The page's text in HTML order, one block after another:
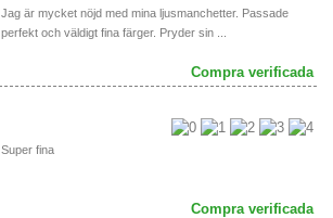
Jag är mycket nöjd med mina ljusmanchetter. Passade
perfekt och väldigt fina färger. Pryder sin ...
Compra verificada
Super fina
Compra verificada